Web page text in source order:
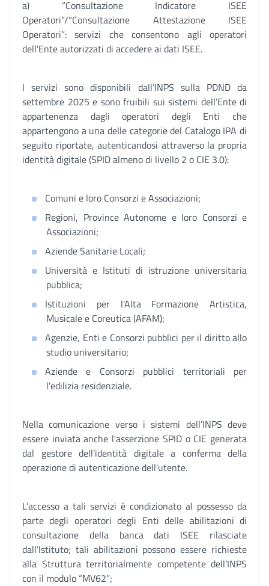
a) “Consultazione Indicatore ISEE
Operatori”/“Consultazione Attestazione ISEE
Operatori”: servizi che consentono agli operatori
dell'Ente autorizzati di accedere ai dati ISEE.
I servizi sono disponibili dall’INPS sulla PDND da
settembre 2025 e sono fruibili sui sistemi dell’Ente di
appartenenza dagli operatori degli Enti che
appartengono a una delle categorie del Catalogo IPA di
seguito riportate, autenticandosi attraverso la propria
identità digitale (SPID almeno di livello 2 o CIE 3.0):
Comuni e loro Consorzi e Associazioni;
Regioni, Province Autonome e loro Consorzi e
Associazioni;
Aziende Sanitarie Locali;
Università e Istituti di istruzione universitaria
pubblica;
Istituzioni per l'Alta Formazione Artistica,
Musicale e Coreutica (AFAM);
Agenzie, Enti e Consorzi pubblici per il diritto allo
studio universitario;
Aziende e Consorzi pubblici territoriali per
l'edilizia residenziale.
Nella comunicazione verso i sistemi dell’INPS deve
essere inviata anche l'asserzione SPID o CIE generata
dal gestore dell'identità digitale a conferma della
operazione di autenticazione dell'utente.
L’accesso a tali servizi è condizionato al possesso da
parte degli operatori degli Enti delle abilitazioni di
consultazione della banca dati ISEE rilasciate
dall’Istituto; tali abilitazioni possono essere richieste
alla Struttura territorialmente competente dell’INPS
con il modulo “MV62”;